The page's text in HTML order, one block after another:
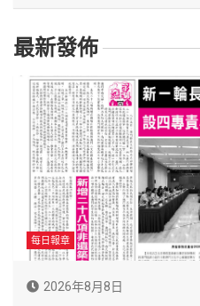
最新發佈
每日報章
2026年8月8日